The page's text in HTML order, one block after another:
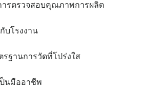
ารตรวจสอบคุณภาพการผลิต
บโรงงาน
ฐานการวัดที่โปร่งใส
นมืออาชีพ